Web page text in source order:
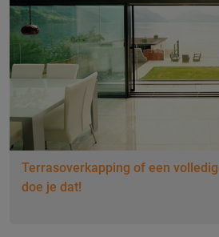
Terrasoverkapping of een
doe je dat!